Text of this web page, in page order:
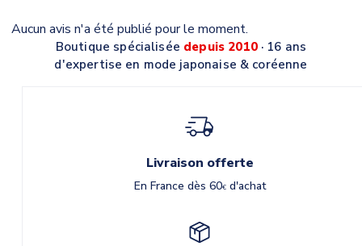
Aucun avis n'a été publié pour le moment.
Boutique spécialisée depuis 2010· 16 ans
d'expertise en mode japonaise & coréenne
Livraison offerte
En France dès 60€d'achat